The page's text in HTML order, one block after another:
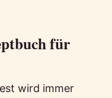
für
wird immer